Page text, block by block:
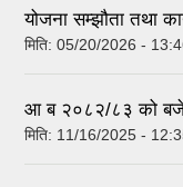
योजना सम्झौता तथा
मिति: 05/20/2026 -
आ ब २०८२/८३ को
मिति: 11/16/2025 -